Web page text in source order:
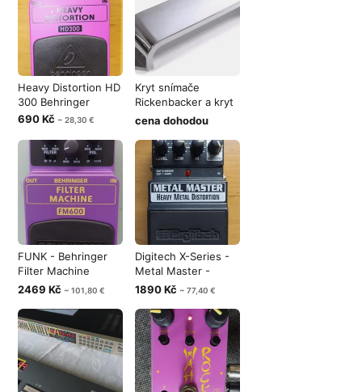
Heavy Distortion HD
300 Behringer
690 Kč ~ 28,30 €
Kryt snímače
Rickenbacker a kryt
struníku Fen
cena dohodou
FUNK - Behringer
Filter Machine
FM600
2469 Kč ~ 101,80 €
Digitech X-Series -
Metal Master -
Heavy Meta
1890 Kč ~ 77,40 €